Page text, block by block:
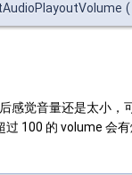
(
感觉音量还是太小，
100 的 volume 会